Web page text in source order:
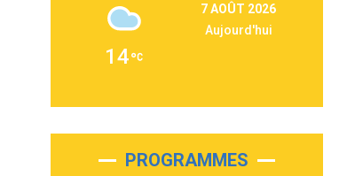
Martin Garrix & Ed Sheeran
Alex Warren
On My Soul
2:28
14
7 AOÛT 2026
Aujourd'hui
PROGRAMMES